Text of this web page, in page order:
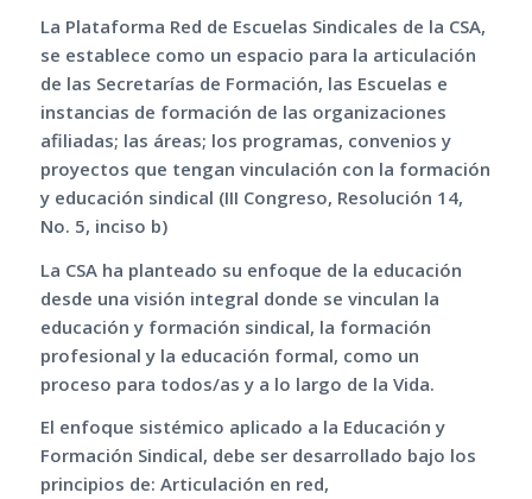
La Plataforma Red de Escuelas Sindicales de la CSA,
se establece como un espacio para la articulación
de las Secretarías de Formación, las Escuelas e
instancias de formación de las organizaciones
afiliadas; las áreas; los programas, convenios y
proyectos que tengan vinculación con la formación
y educación sindical (III Congreso, Resolución 14,
No. 5, inciso b)
La CSA ha planteado su enfoque de la educación
desde una visión integral donde se vinculan la
educación y formación sindical, la formación
profesional y la educación formal, como un
proceso para todos/as y a lo largo de la Vida.
El enfoque sistémico aplicado a la Educación y
Formación Sindical, debe ser desarrollado bajo los
principios de: Articulación en red,